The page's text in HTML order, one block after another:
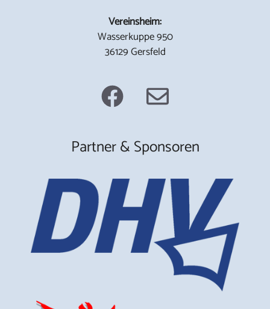
Vereinsheim:
Wasserkuppe 950
36129 Gersfeld
Partner & Sponsoren